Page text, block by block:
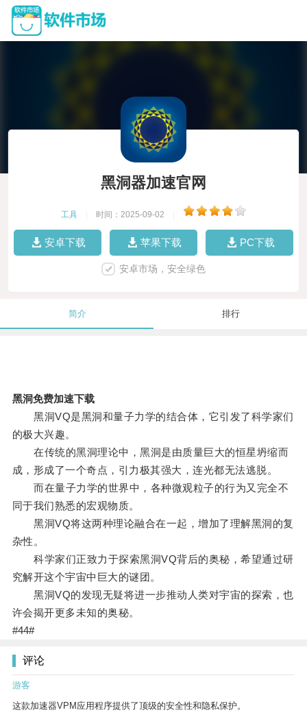
黑洞器加速官网
工具 时间：2025-09-02
安卓下载 苹果下载 PC下载
安卓市场，安全绿色
简介 排行
黑洞免费加速下载
黑洞VQ是黑洞和量子力学的结合体，它引发了科学家们
的极大兴趣。
在传统的黑洞理论中，黑洞是由质量巨大的恒星坍缩而
成，形成了一个奇点，引力极其强大，连光都无法逃脱。
而在量子力学的世界中，各种微观粒子的行为又完全不
同于我们熟悉的宏观物质。
黑洞VQ将这两种理论融合在一起，增加了理解黑洞的复
杂性。
科学家们正致力于探索黑洞VQ背后的奥秘，希望通过研
究解开这个宇宙中巨大的谜团。
黑洞VQ的发现无疑将进一步推动人类对宇宙的探索，也
许会揭开更多未知的奥秘。
#44#
评论
游客
这款加速器VPM应用程序提供了顶级的安全性和隐私保护。